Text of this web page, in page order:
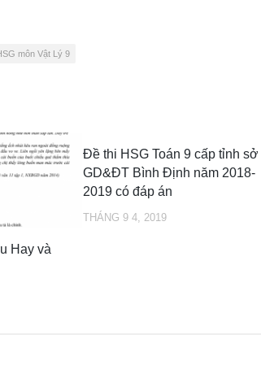
môn Vật Lý 9
Hay và
Đề thi HSG Toán 9 cấp tỉnh sở
GD&ĐT Bình Định năm 2018-
2019 có đáp án
THÁNG 9 4, 2019